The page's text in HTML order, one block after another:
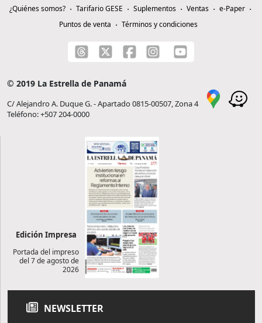
¿Quiénes somos? Tarifario GESE Suplementos Ventas
e-Paper
Puntos de venta
Términos y condiciones
© 2019 La Estrella de Panamá
C/ Alejandro A. Duque G. - Apartado 0815-00507, Zona 4
Teléfono: +507 204-0000
Edición Impresa
Portada del impreso
del 7 de agosto de
2026
NEWSLETTER